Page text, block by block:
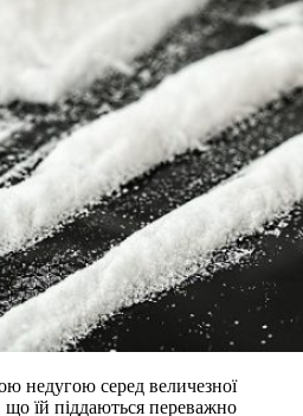
недугою серед величезної
що їй піддаються переважно